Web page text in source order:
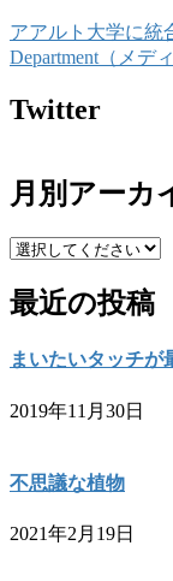
アアルト大学に統
Department（メデ
Twitter
月別アーカ
最近の投稿
まいたいタッチが
2019年11月30日
不思議な植物
2021年2月19日